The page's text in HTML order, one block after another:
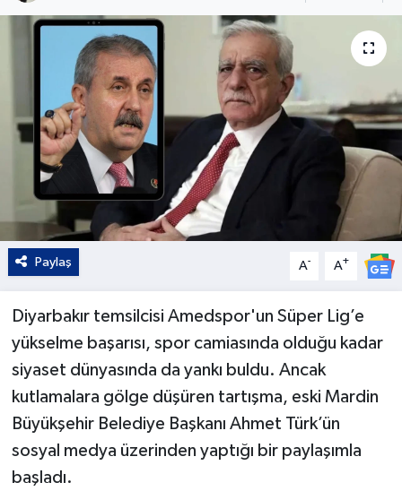
Paylaş A- A+
Diyarbakır temsilcisi Amedspor'un Süper Lig’e
yükselme başarısı, spor camiasında olduğu kadar
siyaset dünyasında da yankı buldu. Ancak
kutlamalara gölge düşüren tartışma, eski Mardin
Büyükşehir Belediye Başkanı Ahmet Türk’ün
sosyal medya üzerinden yaptığı bir paylaşımla
başladı.